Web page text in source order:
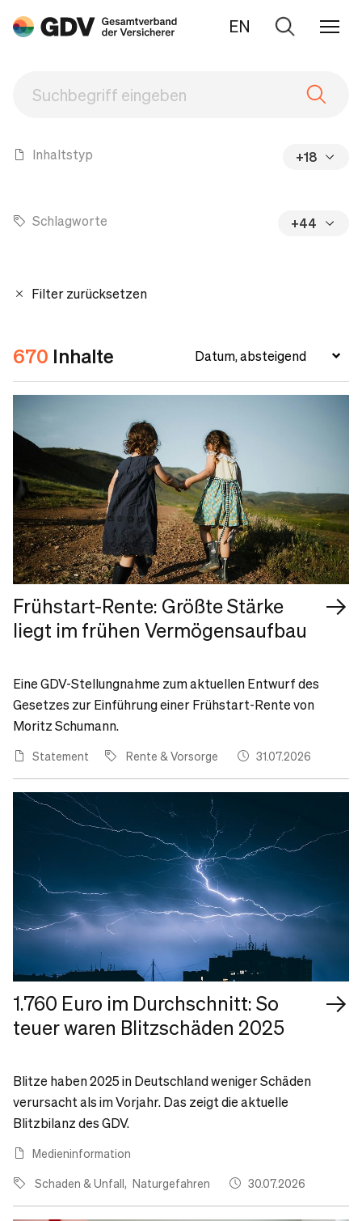
EN
Zur
Inhaltstyp +18
Schlagworte +44
Filter zurücksetzen
670 Inhalte
Frühstart-Rente: Größte Stärke
liegt im frühen Vermögensaufbau
Eine GDV-Stellungnahme zum aktuellen Entwurf des
Gesetzes zur Einführung einer Frühstart-Rente von
Moritz Schumann.
Statement Rente & Vorsorge 31.07.2026
1.760 Euro im Durchschnitt: So
teuer waren Blitzschäden 2025
Blitze haben 2025 in Deutschland weniger Schäden
verursacht als im Vorjahr. Das zeigt die aktuelle
Blitzbilanz des GDV.
Medieninformation
Schaden & Unfall Naturgefahren 30.07.2026